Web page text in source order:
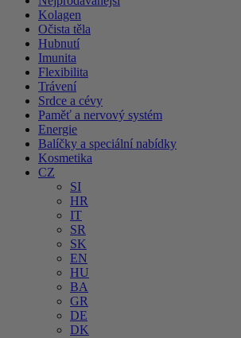
Kolagen
Očista těla
Hubnutí
Imunita
Flexibilita
Trávení
Srdce a cévy
Paměť a nervový systém
Energie
Balíčky a speciální nabídky
Kosmetika
CZ
SI
HR
IT
SR
SK
EN
HU
BA
GR
DE
DK